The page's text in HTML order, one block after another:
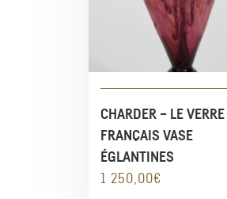
CHARDER – LE VERRE
FRANÇAIS VASE
ÉGLANTINES
1 250,00€